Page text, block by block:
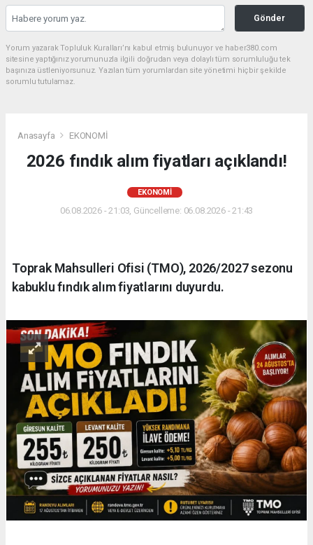
Gönder
Yorum yazarak Topluluk Kuralları’nı kabul etmiş bulunuyor ve haber380.com
sitesine yaptığınız yorumunuzla ilgili doğrudan veya dolaylı tüm sorumluluğu tek
başınıza üstleniyorsunuz. Yazılan tüm yorumlardan site yönetimi hiçbir şekilde
sorumlu tutulamaz.
Anasayfa EKONOMİ
2026 fındık alım fiyatları açıklandı!
EKONOMİ
06.08.2026 - 21:03, Güncelleme: 06.08.2026 - 21:43
Toprak Mahsulleri Ofisi (TMO), 2026/2027 sezonu
kabuklu fındık alım fiyatlarını duyurdu.